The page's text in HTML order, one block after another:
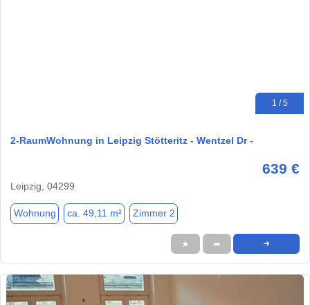
1 / 5
2-RaumWohnung in Leipzig Stötteritz - Wentzel Dr -
639 €
Leipzig, 04299
Wohnung ca. 49,11 m² Zimmer 2
★ ➦ ➜